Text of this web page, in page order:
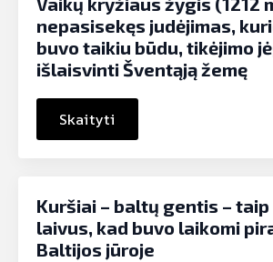
nepasisekęs judėjimas,
buvo taikiu būdu, tikėjimo
išlaisvinti Šventąją žemę
Skaityti
Kuršiai – baltų gentis –
laivus, kad buvo laikomi
Baltijos jūroje